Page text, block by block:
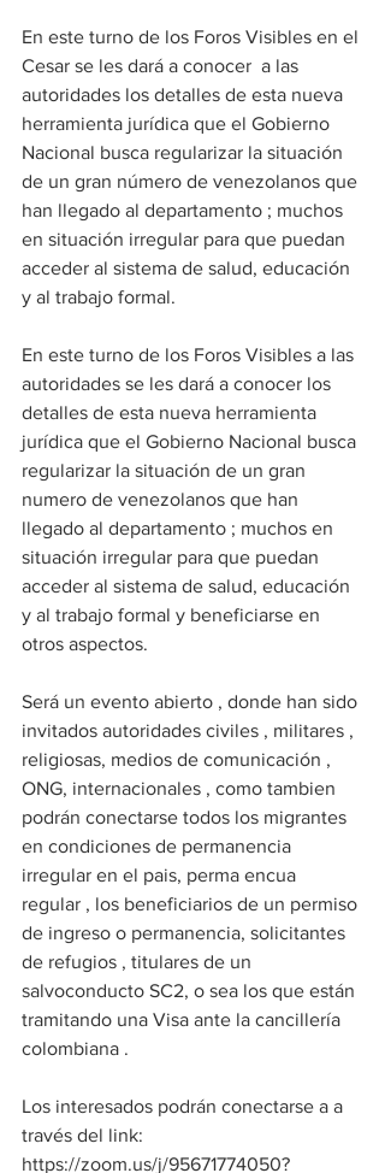
En este turno de los Foros Visibles en el
Cesar se les dará a conocer  a las
autoridades los detalles de esta nueva
herramienta jurídica que el Gobierno
Nacional busca regularizar la situación
de un gran número de venezolanos que
han llegado al departamento ; muchos
en situación irregular para que puedan
acceder al sistema de salud, educación
y al trabajo formal.
En este turno de los Foros Visibles a las
autoridades se les dará a conocer los
detalles de esta nueva herramienta
jurídica que el Gobierno Nacional busca
regularizar la situación de un gran
numero de venezolanos que han
llegado al departamento ; muchos en
situación irregular para que puedan
acceder al sistema de salud, educación
y al trabajo formal y beneficiarse en
otros aspectos.
Será un evento abierto , donde han sido
invitados autoridades civiles , militares ,
religiosas, medios de comunicación ,
ONG, internacionales , como tambien
podrán conectarse todos los migrantes
en condiciones de permanencia
irregular en el pais, perma encua
regular , los beneficiarios de un permiso
de ingreso o permanencia, solicitantes
de refugios , titulares de un
salvoconducto SC2, o sea los que están
tramitando una Visa ante la cancillería
colombiana .
Los interesados podrán conectarse a a
través del link:
https://zoom.us/j/95671774050?